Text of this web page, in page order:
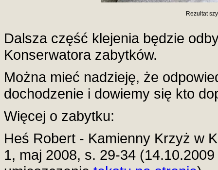
Rezultat
Dalsza część klejenia będzie
Konserwatora zabytków.
Można mieć nadzieję, że
dochodzenie i dowiemy się kto
Więcej o zabytku:
Heś Robert - Kamienny Krzyż w
1, maj 2008, s. 29-34